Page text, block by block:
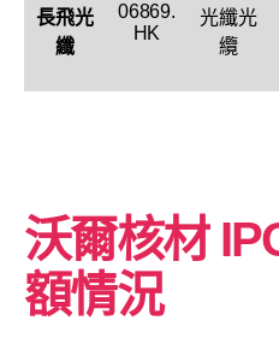
長飛光
纖
06869.
HK
光纖光
纜
沃爾核材
額情況